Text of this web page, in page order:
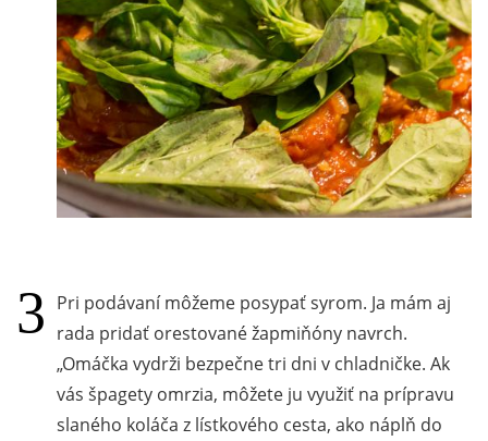
Pri podávaní môžeme posypať syrom. Ja mám aj
rada pridať orestované žapmiňóny navrch.
Omáčka vydrži bezpečne tri dni v chladničke. Ak
vás špagety omrzia, môžete ju využiť na prípravu
slaného koláča z lístkového cesta, ako náplň do